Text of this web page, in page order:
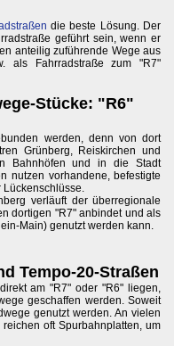
die beste Lösung. Der
geführt sein, wenn er
anteilig zuführende Wege aus
als Fahrradstraße zum "R7"
Stücke: "R6"
werden, denn von dort
Grünberg, Reiskirchen und
Bahnhöfen und in die Stadt
nutzen vorhandene, befestigte
Lückenschlüsse.
verläuft der überregionale
dortigen "R7" anbindet und als
Main) genutzt werden kann.
Tempo-20-Straßen
am "R7" oder "R6" liegen,
geschaffen werden. Soweit
genutzt werden. An vielen
oft Spurbahnplatten, um